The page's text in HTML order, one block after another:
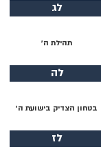
לג
תהילת ה׳
לה
בטחון הצדיק בישועת ה׳
לז